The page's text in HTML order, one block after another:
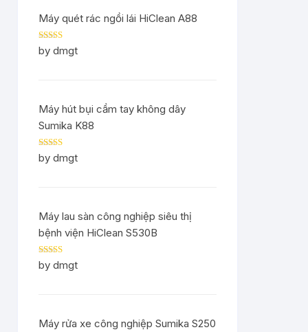
Máy quét rác ngồi lái HiClean A88
Rated5out
of 5
by dmgt
Máy hút bụi cầm tay không dây
Sumika K88
Rated5out
of 5
by dmgt
Máy lau sàn công nghiệp siêu thị
bệnh viện HiClean S530B
Rated5out
of 5
by dmgt
Máy rửa xe công nghiệp Sumika S250